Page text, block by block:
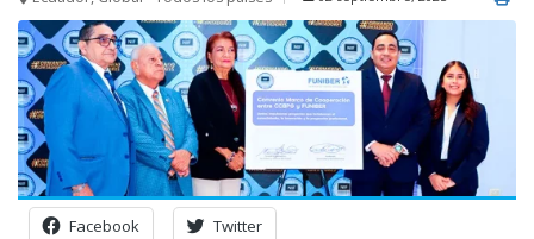
Facebook Twitter